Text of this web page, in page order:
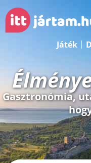
Játék
Gasztronómia,